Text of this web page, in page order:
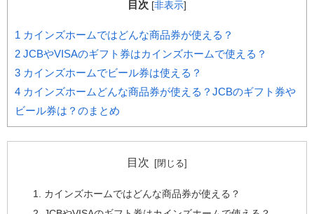
目次 [非表示]
1 カインズホームではどんな商品券が使える？
2 JCBやVISAのギフト券はカインズホームで使える？
3 カインズホームでビール券は使える？
4 カインズホームどんな商品券が使える？JCBのギフト券や
ビール券は？のまとめ
目次
カインズホームではどんな商品券が使える？